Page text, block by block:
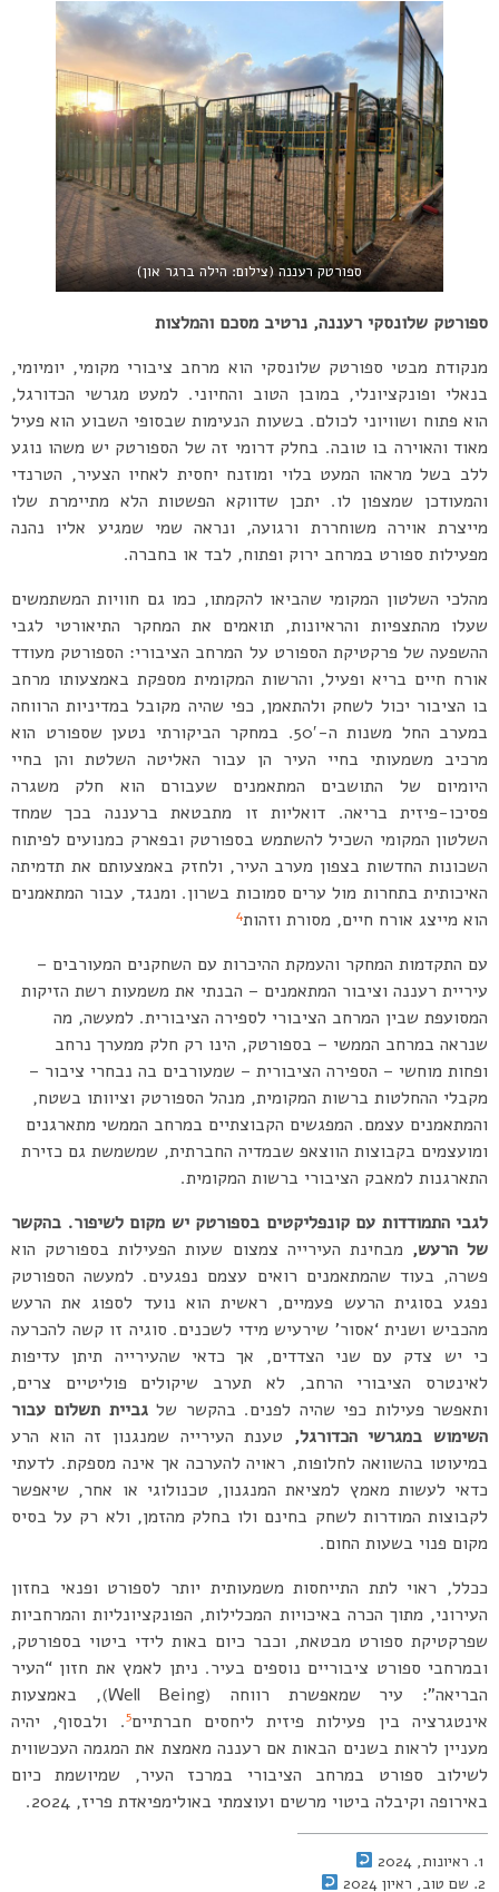
ספורטק רעננה (צילום: הילה ברגר און)
ספורטק שלונסקי רעננה, נרטיב מסכם והמלצות
מנקודת מבטי ספורטק שלונסקי הוא מרחב ציבורי מקומי, יומיומי,
בנאלי ופונקציונלי, במובן הטוב והחיוני. למעט מגרשי הכדורגל,
הוא פתוח ושוויוני לכולם. בשעות הנעימות שבסופי השבוע הוא פעיל
מאוד והאוירה בו טובה. בחלק דרומי זה של הספורטק יש משהו נוגע
ללב בשל מראהו המעט בלוי ומוזנח יחסית לאחיו הצעיר, הטרנדי
והמעודכן שמצפון לו. יתכן שדווקא הפשטות הלא מתיימרת שלו
מייצרת אוירה משוחררת ורגועה, ונראה שמי שמגיע אליו נהנה
מפעילות ספורט במרחב ירוק ופתוח, לבד או בחברה.
מהלכי השלטון המקומי שהביאו להקמתו, כמו גם חוויות המשתמשים
שעלו מהתצפיות והראיונות, תואמים את המחקר התיאורטי לגבי
ההשפעה של פרקטיקת הספורט על המרחב הציבורי: הספורטק מעודד
אורח חיים בריא ופעיל, והרשות המקומית מספקת באמצעותו מרחב
בו הציבור יכול לשחק ולהתאמן, כפי שהיה מקובל במדיניות הרווחה
במערב החל משנות ה-50′. במחקר הביקורתי נטען שספורט הוא
מרכיב משמעותי בחיי העיר הן עבור האליטה השלטת והן בחיי
היומיום של התושבים המתאמנים שעבורם הוא חלק משגרה
פסיכו-פיזית בריאה. דואליות זו מתבטאת ברעננה בכך שמחד
השלטון המקומי השכיל להשתמש בספורטק ובפארק כמנועים לפיתוח
השכונות החדשות בצפון מערב העיר, ולחזק באמצעותם את תדמיתה
האיכותית בתחרות מול ערים סמוכות בשרון. ומנגד, עבור המתאמנים
הוא מייצג אורח חיים, מסורת וזהות4
עם התקדמות המחקר והעמקת ההיכרות עם השחקנים המעורבים –
עיריית רעננה וציבור המתאמנים – הבנתי את משמעות רשת הזיקות
המסועפת שבין המרחב הציבורי לספירה הציבורית. למעשה, מה
שנראה במרחב הממשי – בספורטק, הינו רק חלק ממערך נרחב
ופחות מוחשי – הספירה הציבורית – שמעורבים בה נבחרי ציבור –
מקבלי ההחלטות ברשות המקומית, מנהל הספורטק וציוותו בשטח,
והמתאמנים עצמם. המפגשים הקבוצתיים במרחב הממשי מתארגנים
ומועצמים בקבוצות הווצאפ שבמדיה החברתית, שמשמשת גם כזירת
התארגנות למאבק הציבורי ברשות המקומית.
לגבי התמודדות עם קונפליקטים בספורטק יש מקום לשיפור. בהקשר
של הרעש, מבחינת העירייה צמצום שעות הפעילות בספורטק הוא
פשרה, בעוד שהמתאמנים רואים עצמם נפגעים. למעשה הספורטק
נפגע בסוגית הרעש פעמיים, ראשית הוא נועד לספוג את הרעש
מהכביש ושנית ‘אסור’ שירעיש מידי לשכנים. סוגיה זו קשה להכרעה
כי יש צדק עם שני הצדדים, אך כדאי שהעירייה תיתן עדיפות
לאינטרס הציבורי הרחב, לא תערב שיקולים פוליטיים צרים,
ותאפשר פעילות כפי שהיה לפנים. בהקשר שלגביית תשלום עבור
השימוש במגרשי הכדורגל, טענת העירייה שמנגנון זה הוא הרע
במיעוטו בהשוואה לחלופות, ראויה להערכה אך אינה מספקת. לדעתי
כדאי לעשות מאמץ למציאת המנגנון, טכנולוגי או אחר, שיאפשר
לקבוצות המודרות לשחק בחינם ולו בחלק מהזמן, ולא רק על בסיס
מקום פנוי בשעות החום.
ככלל, ראוי לתת התייחסות משמעותית יותר לספורט ופנאי בחזון
העירוני, מתוך הכרה באיכויות המכלילות, הפונקציונליות והמרחביות
שפרקטיקת ספורט מבטאת, וכבר כיום באות לידי ביטוי בספורטק,
ובמרחבי ספורט ציבוריים נוספים בעיר. ניתן לאמץ את חזון “העיר
הבריאה”: עיר שמאפשרת רווחה (Well Being), באמצעות
אינטגרציה בין פעילות פיזית ליחסים חברתיים5. ולבסוף, יהיה
מעניין לראות בשנים הבאות אם רעננה מאמצת את המגמה העכשווית
לשילוב ספורט במרחב הציבורי במרכז העיר, שמיושמת כיום
באירופה וקיבלה ביטוי מרשים ועוצמתי באולימפיאדת פריז, 2024.
ראיונות, 2024
שם טוב, ראיון 2024